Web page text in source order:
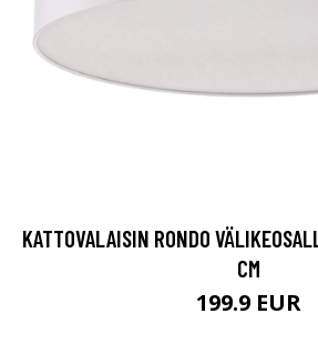
KATTOVALAISIN RONDO
CM
199.9 EUR